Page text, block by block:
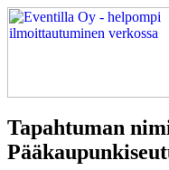
Tapahtuman